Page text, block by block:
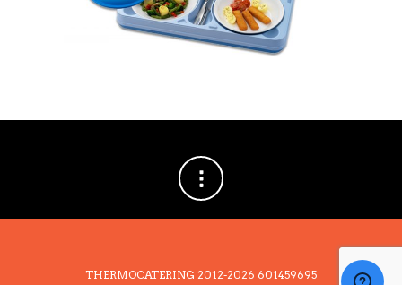
THERMOCATERING 2012-2026 601459695